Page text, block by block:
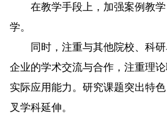
在教学手段上，加强案例教学
学。
同时，注重与其他院校、科研
企业的学术交流与合作，注重理
实际应用能力。研究课题突出特
叉学科延伸。